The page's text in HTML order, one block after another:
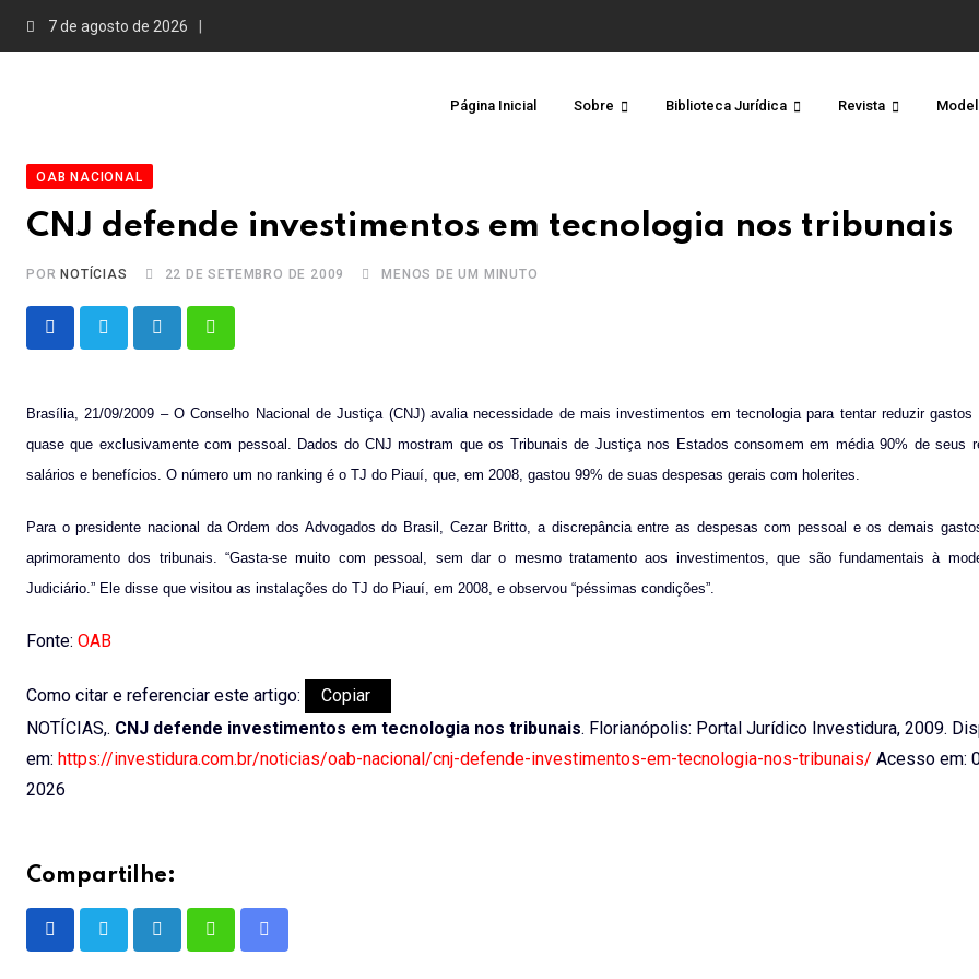
7 de agosto de 2026
Página Inicial Sobre Biblioteca Jurídica Revista
OAB NACIONAL
CNJ defende investimentos em tecnologia nos tribunais
PORNOTÍCIAS 22 DE SETEMBRO DE 2009 MENOS DE UM MINUTO
LinkedInWhatsapp
Brasília, 21/09/2009 – O Conselho Nacional de Justiça (CNJ) avalia necessidade de mais investimentos em tecnologia para tentar reduzir gastos
quase que exclusivamente com pessoal. Dados do CNJ mostram que os Tribunais de Justiça nos Estados consomem em média 90% de seus
salários e benefícios. O número um no ranking é o TJ do Piauí, que, em 2008, gastou 99% de suas despesas gerais com holerites.
Para o presidente nacional da Ordem dos Advogados do Brasil, Cezar Britto, a discrepância entre as despesas com pessoal e os demais
aprimoramento dos tribunais. “Gasta-se muito com pessoal, sem dar o mesmo tratamento aos investimentos, que são fundamentais à
Judiciário.” Ele disse que visitou as instalações do TJ do Piauí, em 2008, e observou “péssimas condições”.
Fonte: OAB
Como citar e referenciar este artigo:
Copiar
NOTÍCIAS,. CNJ defende investimentos em tecnologia nos tribunais. Florianópolis: Portal Jurídico Investidura, 2009.
em: https://investidura.com.br/noticias/oab-nacional/cnj-defende-investimentos-em-tecnologia-nos-tribunais/ Acesso em:
2026
Compartilhe:
LinkedInWhatsappShare